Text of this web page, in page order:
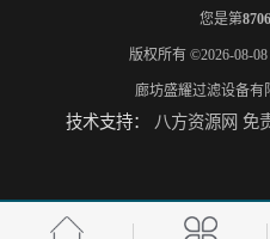
液氨专用过滤器 液氨过滤器生产厂家
您是第
版权所有 ©2026-08-08
廊坊盛耀过滤设备有
技术支持： 八方资源网 免